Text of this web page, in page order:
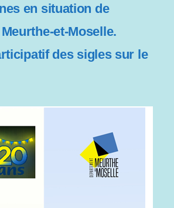
en situation de
et-Moselle.
des sigles sur le